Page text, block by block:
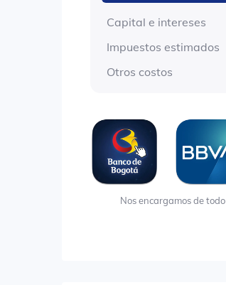
Capital e intereses
Impuestos estimados
Otros costos
Nos encargamos de